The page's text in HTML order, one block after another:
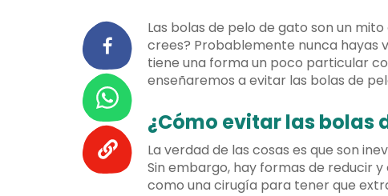
Las bolas de pelo de gato son un
crees? Probablemente nunca hayas
tiene una forma un poco particular
enseñaremos a evitar las bolas de
¿Cómo evitar las bolas
La verdad de las cosas es que son
Sin embargo, hay formas de reducir
como una cirugía para tener que